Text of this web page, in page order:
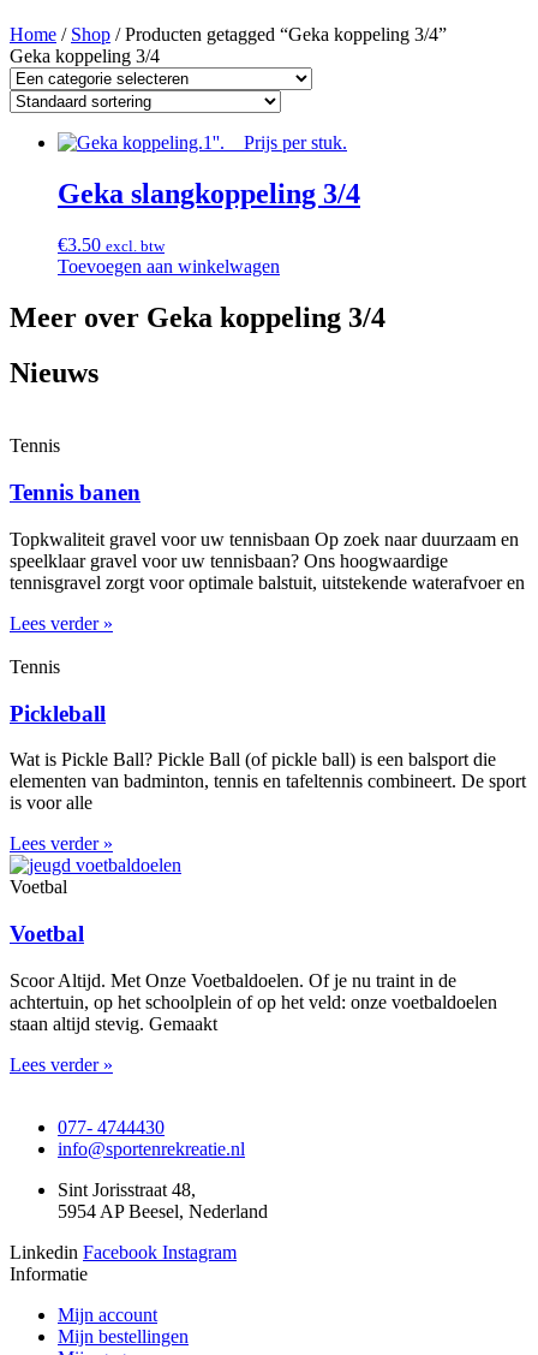
Home / Shop / Producten getagged “Geka koppeling 3/4”
Geka koppeling 3/4
Geka slangkoppeling 3/4
€3.50 excl. btw
Toevoegen aan winkelwagen
Meer over Geka koppeling 3/4
Nieuws
Tennis
Tennis banen
Topkwaliteit gravel voor uw tennisbaan Op zoek naar duurzaam en
speelklaar gravel voor uw tennisbaan? Ons hoogwaardige
tennisgravel zorgt voor optimale balstuit, uitstekende waterafvoer en
Lees verder »
Tennis
Pickleball
Wat is Pickle Ball? Pickle Ball (of pickle ball) is een balsport die
elementen van badminton, tennis en tafeltennis combineert. De sport
is voor alle
Lees verder »
Voetbal
Voetbal
Scoor Altijd. Met Onze Voetbaldoelen. Of je nu traint in de
achtertuin, op het schoolplein of op het veld: onze voetbaldoelen
staan altijd stevig. Gemaakt
Lees verder »
077- 4744430
info@sportenrekreatie.nl
Sint Jorisstraat 48,
5954 AP Beesel, Nederland
Linkedin Facebook Instagram
Informatie
Mijn account
Mijn bestellingen